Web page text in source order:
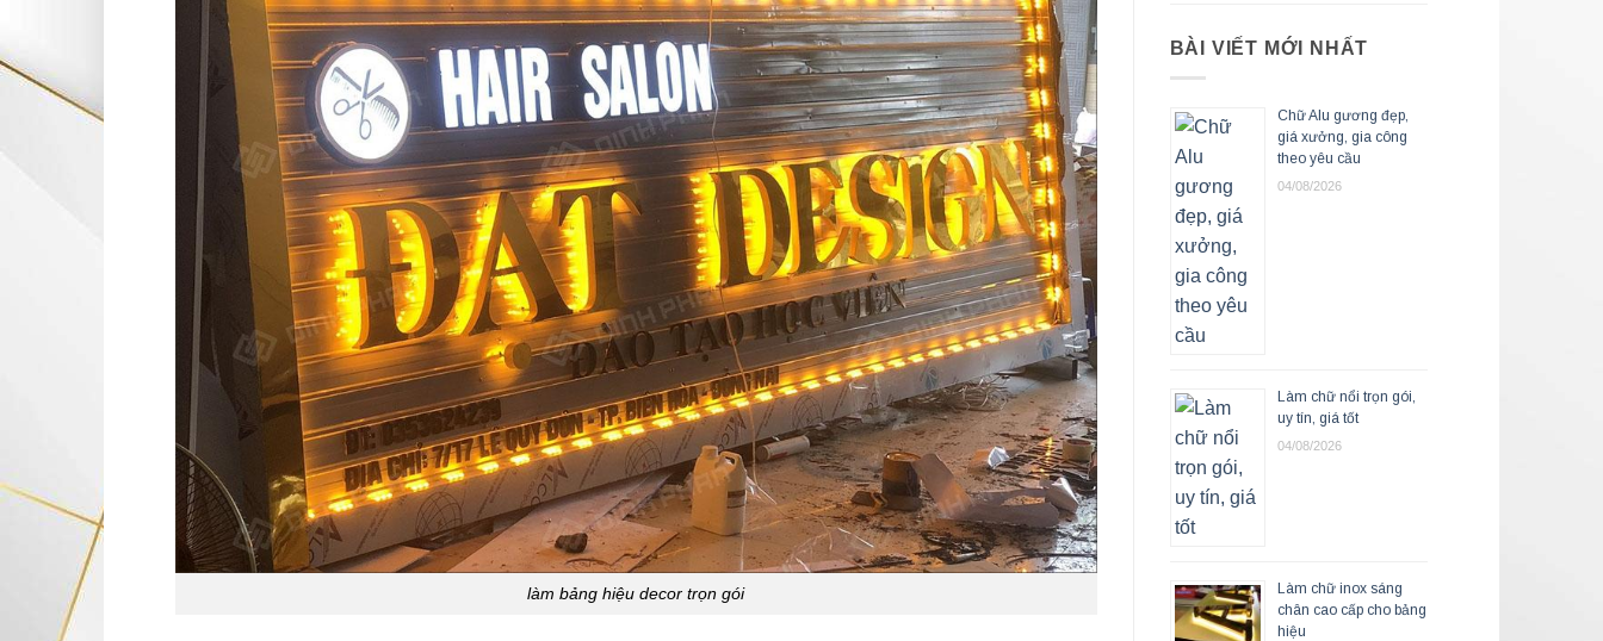
làm bảng hiệu decor trọn gói
BÀI VIẾT MỚI NHẤT
Chữ Alu gương đẹp,
giá xưởng, gia công
theo yêu cầu
04/08/2026
Làm chữ nổi trọn gói,
uy tín, giá tốt
04/08/2026
Làm chữ inox sáng
chân cao cấp cho bảng
hiệu